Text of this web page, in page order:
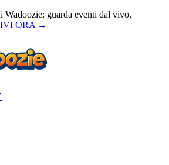
Wadoozie: guarda eventi dal vivo,
ORA →